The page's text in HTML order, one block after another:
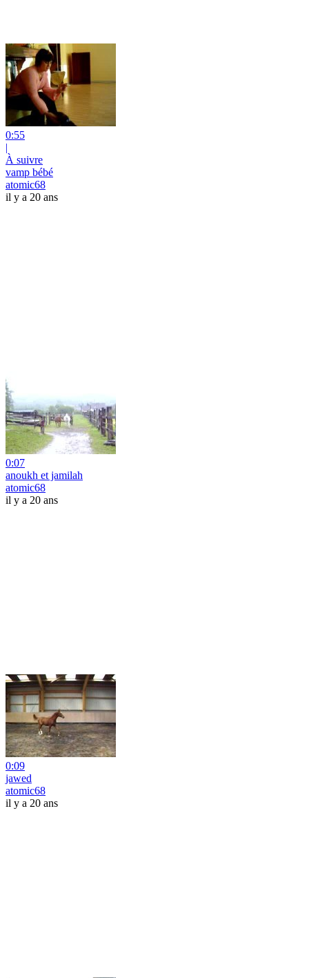
0:55
|
À suivre
vamp bébé
atomic68
il y a 20 ans
0:07
anoukh et jamilah
atomic68
il y a 20 ans
0:09
jawed
atomic68
il y a 20 ans